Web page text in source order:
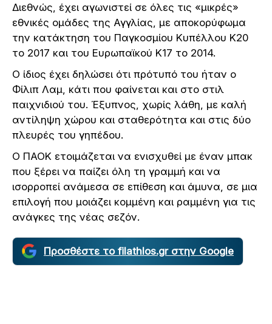
Διεθνώς, έχει αγωνιστεί σε όλες τις «μικρές»
εθνικές ομάδες της Αγγλίας, με αποκορύφωμα
την κατάκτηση του Παγκοσμίου Κυπέλλου Κ20
το 2017 και του Ευρωπαϊκού Κ17 το 2014.
Ο ίδιος έχει δηλώσει ότι πρότυπό του ήταν ο
Φίλιπ Λαμ, κάτι που φαίνεται και στο στιλ
παιχνιδιού του. Έξυπνος, χωρίς λάθη, με καλή
αντίληψη χώρου και σταθερότητα και στις δύο
πλευρές του γηπέδου.
Ο ΠΑΟΚ ετοιμάζεται να ενισχυθεί με έναν μπακ
που ξέρει να παίζει όλη τη γραμμή και να
ισορροπεί ανάμεσα σε επίθεση και άμυνα, σε μια
επιλογή που μοιάζει κομμένη και ραμμένη για τις
ανάγκες της νέας σεζόν.
Προσθέστε το filathlos.gr στην Google